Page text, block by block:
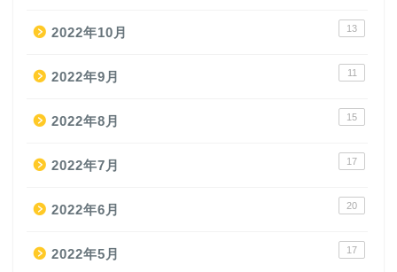
2022年10月 13
2022年9月 11
2022年8月 15
2022年7月 17
2022年6月 20
2022年5月 17